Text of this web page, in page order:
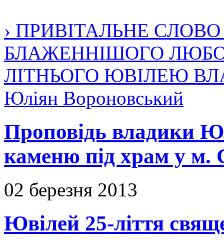
› ПРИВІТАЛЬНЕ
БЛАЖЕННІШОГО
ЛІТНЬОГО ЮВІЛЕЮ
Юліян Вороновський
Проповідь владики
каменю під храм у м.
02 березня 2013
Ювілей 25-ліття